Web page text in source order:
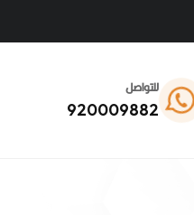
للتواصل
920009882